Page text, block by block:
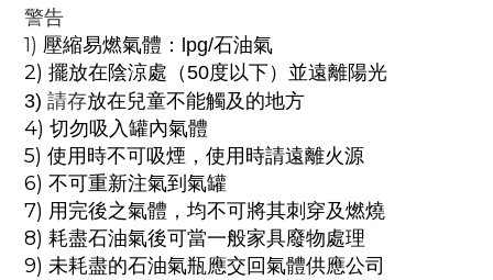
警告
1) 壓縮易燃氣體： lpg/石油氣
2) 擺放在陰涼處（50度以下）並遠離陽光
3) 請存放在兒童不能觸及的地方
4) 切勿吸入罐內氣體
5) 使用時不可吸煙， 使用時請遠離火源
6) 不可重新注氣到氣罐
7) 用完後之氣體，均不可將其刺穿及燃燒
8) 耗盡石油氣後可當一般家具廢物處理
9) 未耗盡的石油氣瓶應交回氣體供應公司